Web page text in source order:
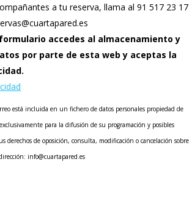
a tu reserva, llama al 91 517 23 17
accedes al almacenamiento y
por parte de esta web y aceptas la
está incluida en un fichero de datos personales propiedad de
exclusivamente para la difusión de su programación y posibles
derechos de oposición, consulta, modificación o cancelación sobre
info@cuartapared.es